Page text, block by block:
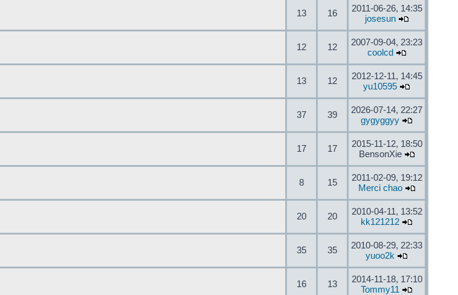
13 16
2011-06-26, 14:35
josesun
12 12
2007-09-04, 23:23
coolcd
13 12
2012-12-11, 14:45
yu10595
37 39
2026-07-14, 22:27
gygyggyy
17 17
2015-11-12, 18:50
BensonXie
8 15
2011-02-09, 19:12
Merci chao
20 20
2010-04-11, 13:52
kk121212
35 35
2010-08-29, 22:33
yuoo2k
16 13
2014-11-18, 17:10
Tommy11